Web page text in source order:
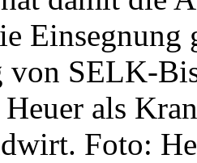
Einsegnung
von SELK-
als
Foto: